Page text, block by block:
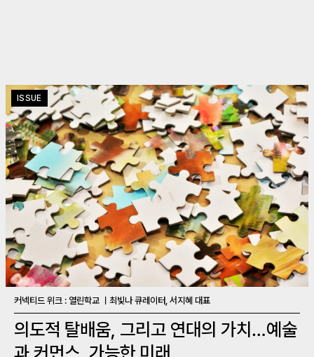
ISSUE
커넥티드 위크 : 열린학교 ㅣ최빛나 큐레이터, 서지혜 대표
의도적 탈배움, 그리고 연대의 가치…예술
과 커먼스, 가능한 미래